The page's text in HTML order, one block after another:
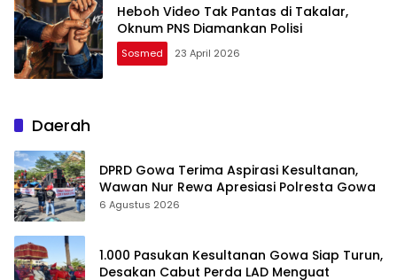
Heboh Video Tak Pantas di Takalar,
Oknum PNS Diamankan Polisi
Sosmed 23 April 2026
Daerah
DPRD Gowa Terima Aspirasi Kesultanan,
Wawan Nur Rewa Apresiasi Polresta Gowa
6 Agustus 2026
1.000 Pasukan Kesultanan Gowa Siap Turun,
Desakan Cabut Perda LAD Menguat